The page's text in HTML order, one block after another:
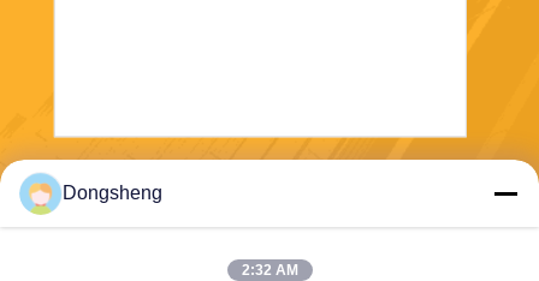
Dongsheng
2:32 AM